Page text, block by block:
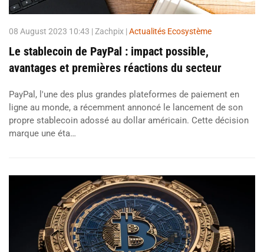
08 August 2023 10:43 | Zachpix | Actualités Ecosystème
Le stablecoin de PayPal : impact possible,
avantages et premières réactions du secteur
PayPal, l'une des plus grandes plateformes de paiement en
ligne au monde, a récemment annoncé le lancement de son
propre stablecoin adossé au dollar américain. Cette décision
marque une éta…